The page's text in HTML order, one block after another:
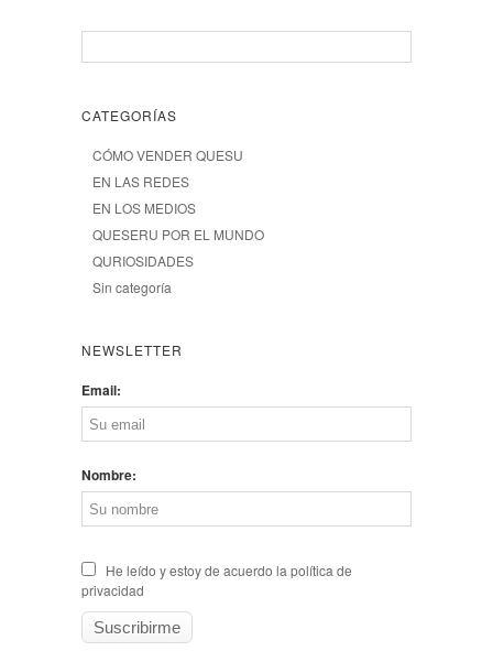
CATEGORÍAS
CÓMO VENDER QUESU
EN LAS REDES
EN LOS MEDIOS
QUESERU POR EL MUNDO
QURIOSIDADES
Sin categoría
NEWSLETTER
Email:
Nombre:
He leído y estoy de acuerdo la política de
privacidad